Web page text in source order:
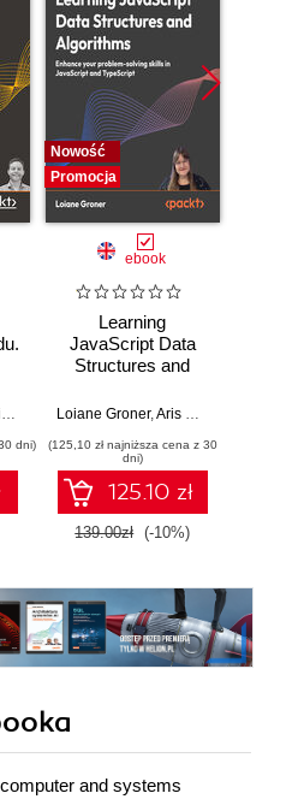
Laurence Lars Svekis
, Maaike van Putten,Rob Percival
dni)
Nowość
Promocja
ebook
Learning
JavaScript Data
Structures and
Enhance your
skills in JavaScript
and TypeScript -
Fourth Edition
Loiane Groner,Aris Markogiannakis
(125,10 zł najniższa cena z 30
dni)
125.10 zł
139.00zł (-10%)
and systems